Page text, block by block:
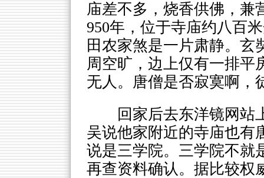
庙差不多，烧香供佛，兼
950年，位于寺庙约八百
田农家煞是一片肃静。玄
周空旷，边上仅有一排平
无人。唐僧是否寂寞啊，
回家后去东洋镜网站
吴说他家附近的寺庙也有
说是三学院。三学院不就
再查资料确认。据比较权